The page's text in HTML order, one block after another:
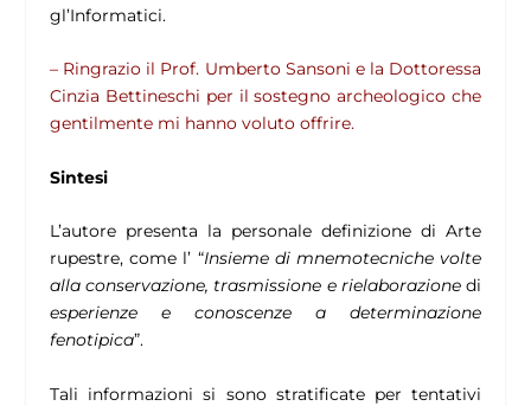
gl’Informatici.
– Ringrazio il Prof. Umberto Sansoni e la Dottoressa
Cinzia Bettineschi per il sostegno archeologico che
gentilmente mi hanno voluto offrire.
Sintesi
L’autore presenta la personale definizione di Arte
rupestre, come l’ “Insieme di mnemotecniche volte
alla conservazione, trasmissione e rielaborazione di
esperienze e conoscenze a determinazione
fenotipica”.
Tali informazioni si sono stratificate per tentativi